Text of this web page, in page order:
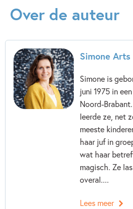
Baby op komst
Broers & zussen
Verdriet & afscheid nemen
Simone Arts
Over de auteur
Simone Arts
Simone is
juni 1975 in
Noord-
leerde ze, net
meeste
haar juf in
wat haar
magisch. Ze
overal....
Lees meer